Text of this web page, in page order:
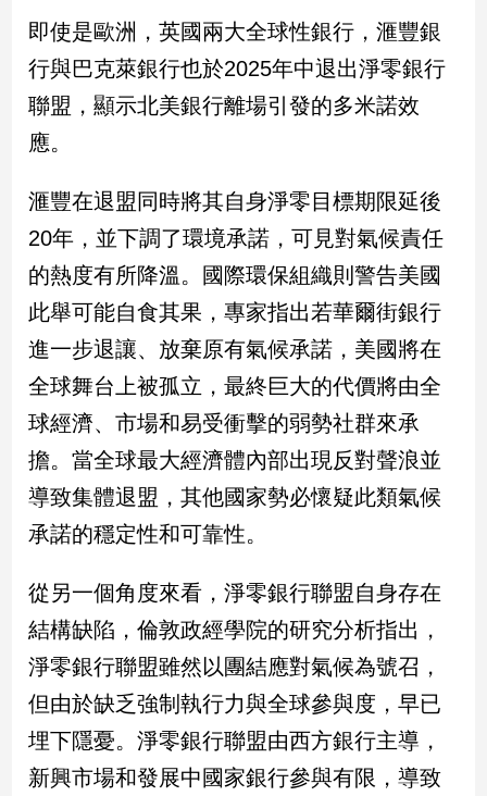
子/
感
情
藝
術
／
創
／
電
推
薦
科
技/
遊
運
動
寵
Pet
影
專
區
合
即使是歐洲，英國兩大全球性銀行，滙豐銀
行與巴克萊銀行也於2025年中退出淨零銀行
聯盟，顯示北美銀行離場引發的多米諾效
應。
滙豐在退盟同時將其自身淨零目標期限延後
20年，並下調了環境承諾，可見對氣候責任
的熱度有所降溫。國際環保組織則警告美國
此舉可能自食其果，專家指出若華爾街銀行
進一步退讓、放棄原有氣候承諾，美國將在
全球舞台上被孤立，最終巨大的代價將由全
球經濟、市場和易受衝擊的弱勢社群來承
擔。當全球最大經濟體內部出現反對聲浪並
導致集體退盟，其他國家勢必懷疑此類氣候
承諾的穩定性和可靠性。
從另一個角度來看，淨零銀行聯盟自身存在
結構缺陷，倫敦政經學院的研究分析指出，
淨零銀行聯盟雖然以團結應對氣候為號召，
但由於缺乏強制執行力與全球參與度，早已
埋下隱憂。淨零銀行聯盟由西方銀行主導，
新興市場和發展中國家銀行參與有限，導致